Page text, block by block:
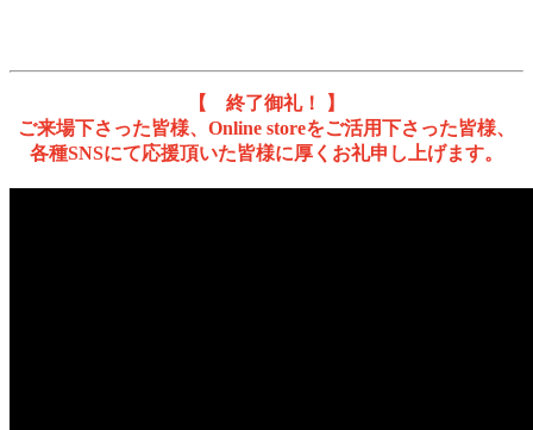
【 終了御礼！ 】
ご来場下さった皆様、Online storeをご活用下さった皆様、
各種SNSにて応援頂いた皆様に厚くお礼申し上げます。